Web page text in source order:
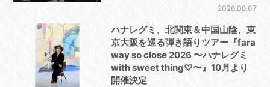
2026.08.07
ハナレグミ、北関東＆中国山陰、東
京大阪を巡る弾き語りツアー『fara
way so close 2026 〜ハナレグミ
with sweet thing♡〜』10月より
開催決定